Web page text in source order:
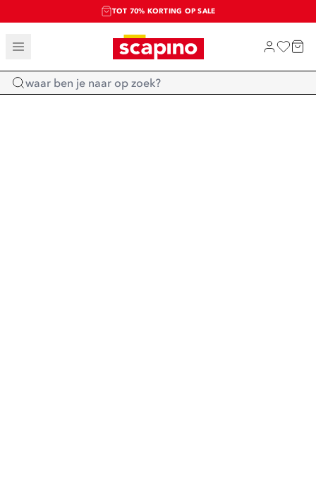
TOT 70% KORTING OP SALE
SALE: LAATSTE KANS!
SHOP NIEUW
Home